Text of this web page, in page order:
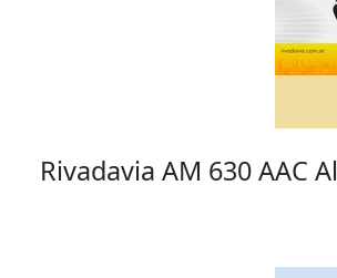
Rivadavia AM 630 AAC